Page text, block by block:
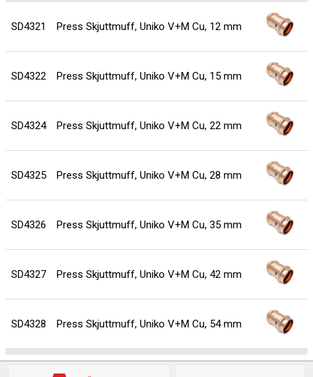
SD4321 Press Skjuttmuff, Uniko V+M Cu, 12 mm
SD4322 Press Skjuttmuff, Uniko V+M Cu, 15 mm
SD4324 Press Skjuttmuff, Uniko V+M Cu, 22 mm
SD4325 Press Skjuttmuff, Uniko V+M Cu, 28 mm
SD4326 Press Skjuttmuff, Uniko V+M Cu, 35 mm
SD4327 Press Skjuttmuff, Uniko V+M Cu, 42 mm
SD4328 Press Skjuttmuff, Uniko V+M Cu, 54 mm